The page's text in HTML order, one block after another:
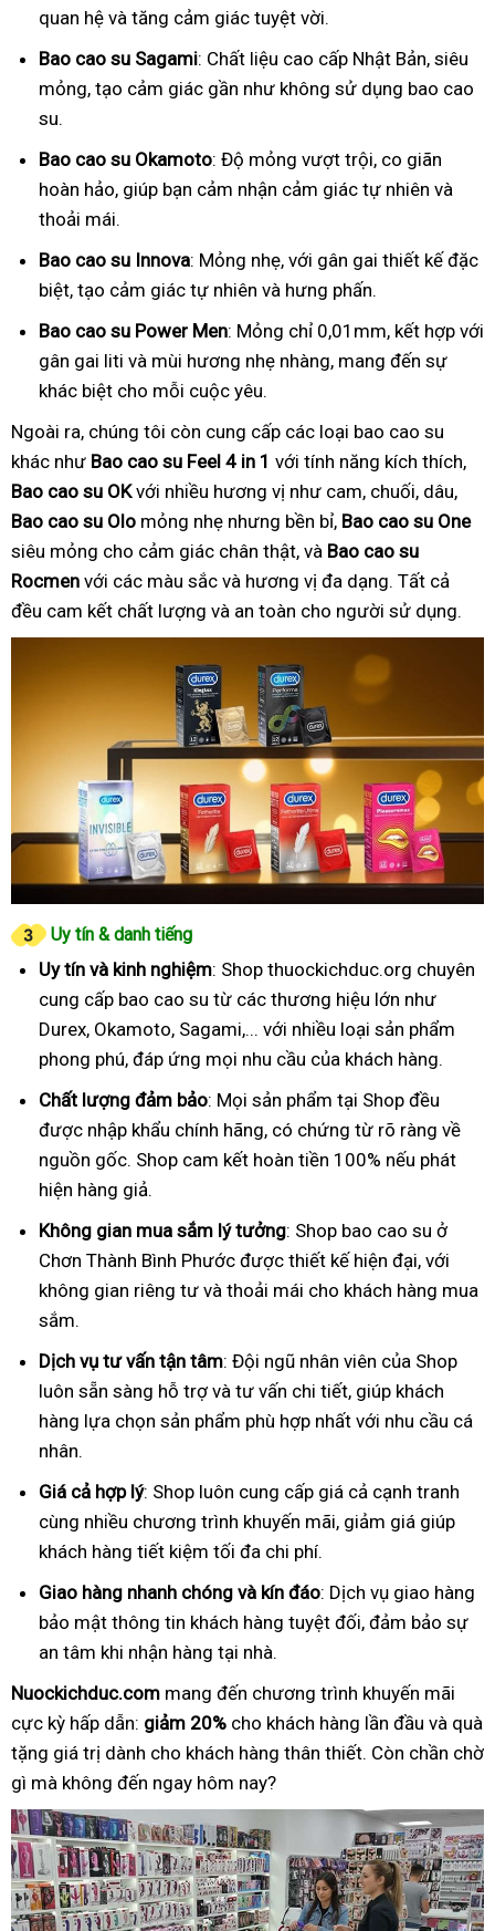
quan hệ và tăng cảm giác tuyệt vời.
Bao cao su Sagami: Chất liệu cao cấp Nhật Bản, siêu
mỏng, tạo cảm giác gần như không sử dụng bao cao
su.
Bao cao su Okamoto: Độ mỏng vượt trội, co giãn
hoàn hảo, giúp bạn cảm nhận cảm giác tự nhiên và
thoải mái.
Bao cao su Innova: Mỏng nhẹ, với gân gai thiết kế đặc
biệt, tạo cảm giác tự nhiên và hưng phấn.
Bao cao su Power Men: Mỏng chỉ 0,01mm, kết hợp với
gân gai liti và mùi hương nhẹ nhàng, mang đến sự
khác biệt cho mỗi cuộc yêu.
Ngoài ra, chúng tôi còn cung cấp các loại bao cao su
khác như Bao cao su Feel 4 in 1 với tính năng kích thích,
Bao cao su OKvới nhiều hương vị như cam, chuối, dâu,
Bao cao su Olo mỏng nhẹ nhưng bền bỉ, Bao cao su One
siêu mỏng cho cảm giác chân thật, và Bao cao su
Rocmen với các màu sắc và hương vị đa dạng. Tất cả
đều cam kết chất lượng và an toàn cho người sử dụng.
Uy tín & danh tiếng
Uy tín và kinh nghiệm: Shop thuockichduc.org chuyên
cung cấp bao cao su từ các thương hiệu lớn như
Durex, Okamoto, Sagami,... với nhiều loại sản phẩm
phong phú, đáp ứng mọi nhu cầu của khách hàng.
Chất lượng đảm bảo: Mọi sản phẩm tại Shop đều
được nhập khẩu chính hãng, có chứng từ rõ ràng về
nguồn gốc. Shop cam kết hoàn tiền 100% nếu phát
hiện hàng giả.
Không gian mua sắm lý tưởng: Shop bao cao su ở
Chơn Thành Bình Phước được thiết kế hiện đại, với
không gian riêng tư và thoải mái cho khách hàng mua
sắm.
Dịch vụ tư vấn tận tâm: Đội ngũ nhân viên của Shop
luôn sẵn sàng hỗ trợ và tư vấn chi tiết, giúp khách
hàng lựa chọn sản phẩm phù hợp nhất với nhu cầu cá
nhân.
Giá cả hợp lý: Shop luôn cung cấp giá cả cạnh tranh
cùng nhiều chương trình khuyến mãi, giảm giá giúp
khách hàng tiết kiệm tối đa chi phí.
Giao hàng nhanh chóng và kín đáo: Dịch vụ giao hàng
bảo mật thông tin khách hàng tuyệt đối, đảm bảo sự
an tâm khi nhận hàng tại nhà.
Nuockichduc.com mang đến chương trình khuyến mãi
cực kỳ hấp dẫn: giảm 20% cho khách hàng lần đầu và quà
tặng giá trị dành cho khách hàng thân thiết. Còn chần chờ
gì mà không đến ngay hôm nay?